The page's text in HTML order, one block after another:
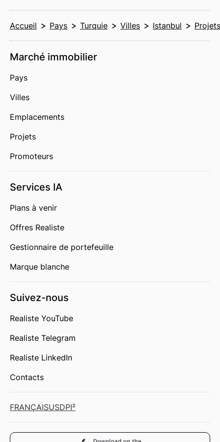
Accueil Pays Turquie Villes Istanbul Projets
Marché immobilier
Pays
Villes
Emplacements
Projets
Promoteurs
Services IA
Plans à venir
Offres Realiste
Gestionnaire de portefeuille
Marque blanche
Suivez-nous
Realiste YouTube
Realiste Telegram
Realiste LinkedIn
Contacts
FRANÇAISUSDPI²